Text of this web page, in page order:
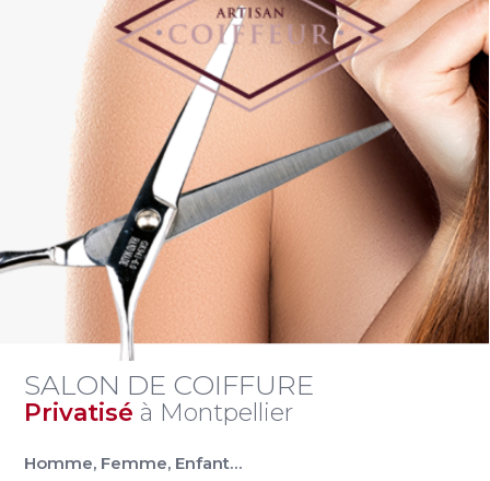
SALON DE COIFFURE
Privatisé à Montpellier
Homme, Femme, Enfant…